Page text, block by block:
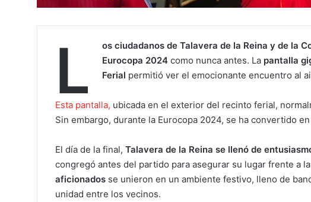
L os ciudadanos de Talavera de la Reina y de la
Eurocopa 2024 como nunca antes. La pantalla
Ferial permitió ver el emocionante encuentro al
Esta pantalla, ubicada en el exterior del recinto ferial,
Sin embargo, durante la Eurocopa 2024, se ha convertido
El día de la final, Talavera de la Reina se llenó de
congregó antes del partido para asegurar su lugar frente a
aficionados se unieron en un ambiente festivo, lleno de
unidad entre los vecinos.